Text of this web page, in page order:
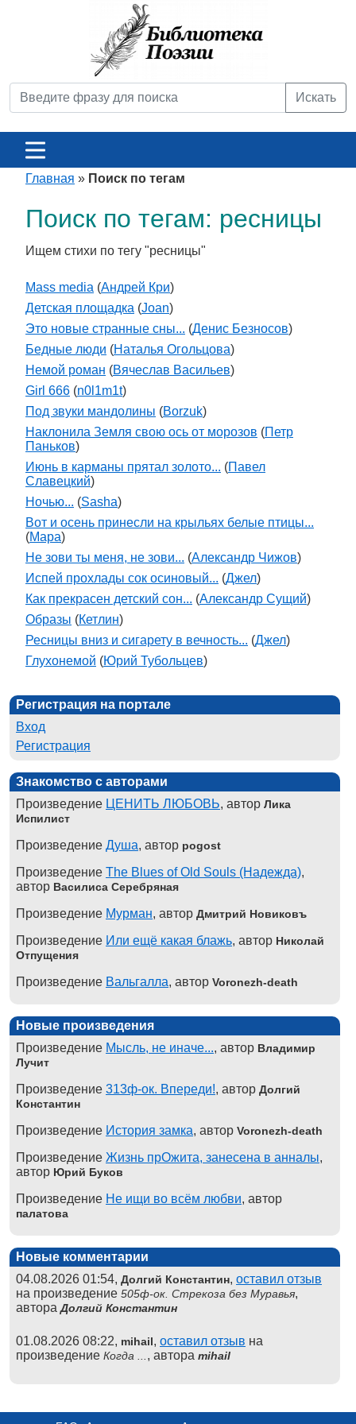
Искать
Главная » Поиск по тегам
Поиск по тегам: ресницы
Ищем стихи по тегу "ресницы"
Mass media (Андрей Кри)
Детская площадка (Joan)
Это новые странные сны... (Денис Безносов)
Бедные люди (Наталья Огольцова)
Немой роман (Вячеслав Васильев)
Girl 666 (n0l1m1t)
Под звуки мандолины (Borzuk)
Наклонила Земля свою ось от морозов (Петр
Паньков)
Июнь в карманы прятал золото... (Павел
Славецкий)
Ночью... (Sasha)
Вот и осень принесли на крыльях белые птицы...
(Мара)
Не зови ты меня, не зови... (Александр Чижов)
Испей прохлады сок осиновый... (Джел)
Как прекрасен детский сон... (Александр Сущий)
Образы (Кетлин)
Ресницы вниз и сигарету в вечность... (Джел)
Глухонемой (Юрий Тубольцев)
Регистрация на портале
Вход
Регистрация
Знакомство с авторами
Произведение ЦЕНИТЬ ЛЮБОВЬ, автор Лика
Испилист
Произведение Душа, автор pogost
Произведение The Blues of Old Souls (Надежда),
автор Василиса Серебряная
Произведение Мурман, автор Дмитрий Новиковъ
Произведение Или ещё какая блажь, автор Николай
Отпущения
Произведение Вальгалла, автор Voronezh-death
Новые произведения
Произведение Мысль, не иначе..., автор Владимир
Лучит
Произведение 313ф-ок. Впереди!, автор Долгий
Константин
Произведение История замка, автор Voronezh-death
Произведение Жизнь прОжита, занесена в анналы,
автор Юрий Буков
Произведение Не ищи во всём любви, автор
палатова
Новые комментарии
04.08.2026 01:54, Долгий Константин, оставил отзыв
на произведение 505ф-ок. Стрекоза без Муравья,
автораДолгий Константин
01.08.2026 08:22, mihail, оставил отзыв на
произведение Когда ... , автора mihail